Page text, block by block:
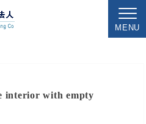
MENU
interior with empty